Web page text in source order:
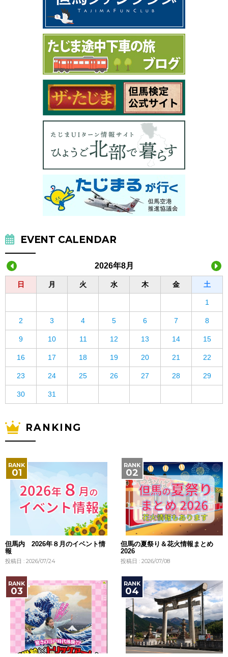
EVENT CALENDAR
2026年8月
日 月 火 水 木 金 土
1
2 3 4 5 6 7 8
9 10 11 12 13 14 15
16 17 18 19 20 21 22
23 24 25 26 27 28 29
30 31
RANKING
但馬内 2026年８月のイベント情
報
投稿日 : 2026/07/24
但馬の夏祭り＆花火情報まとめ
2026
投稿日 : 2026/07/08